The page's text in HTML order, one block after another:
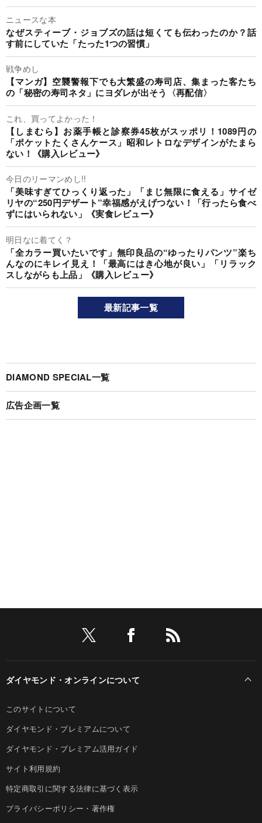
ニュースな本
なぜスティーブ・ジョブズの話は短くても伝わったのか？話
す前にしていた「たった1つの習慣」
戦争めし
【マンガ】空襲警報下でも大繁盛の寿司店、集まった客たち
の「秘密の寿司ネタ」にヨダレが出そう〈再配信〉
これ、買ってよかった！
【しまむら】お薬手帳と診察券45枚がスッポリ！1089円の
「ポケットたくさんケース」昭和レトロなデザインがたまら
ない！《購入レビュー》
今日のリーマンめし!!
「美味すぎてひっくり返った」「まじ無限に食える」サイゼ
リヤの“250円デザート”幸福感がえげつない！「行ったら食べ
ずにはいられない」《実食レビュー》
明日なに着てく？
「全カラー買いたいです」無印良品の“ゆったりパンツ”楽ち
んなのにキレイ見え！「最高にはき心地が良い」「リラック
スしながらも上品」《購入レビュー》
最新記事一覧
DIAMOND SPECIAL一覧
広告企画一覧
ダイヤモンド・オンラインについて
このサイトについて
ダイヤモンド・プレミアムについて
ダイヤモンド・プレミアム活用ガイド
サイト利用規約
特定商取引に関する法律に基づく表示
プライバシーポリシー・著作権